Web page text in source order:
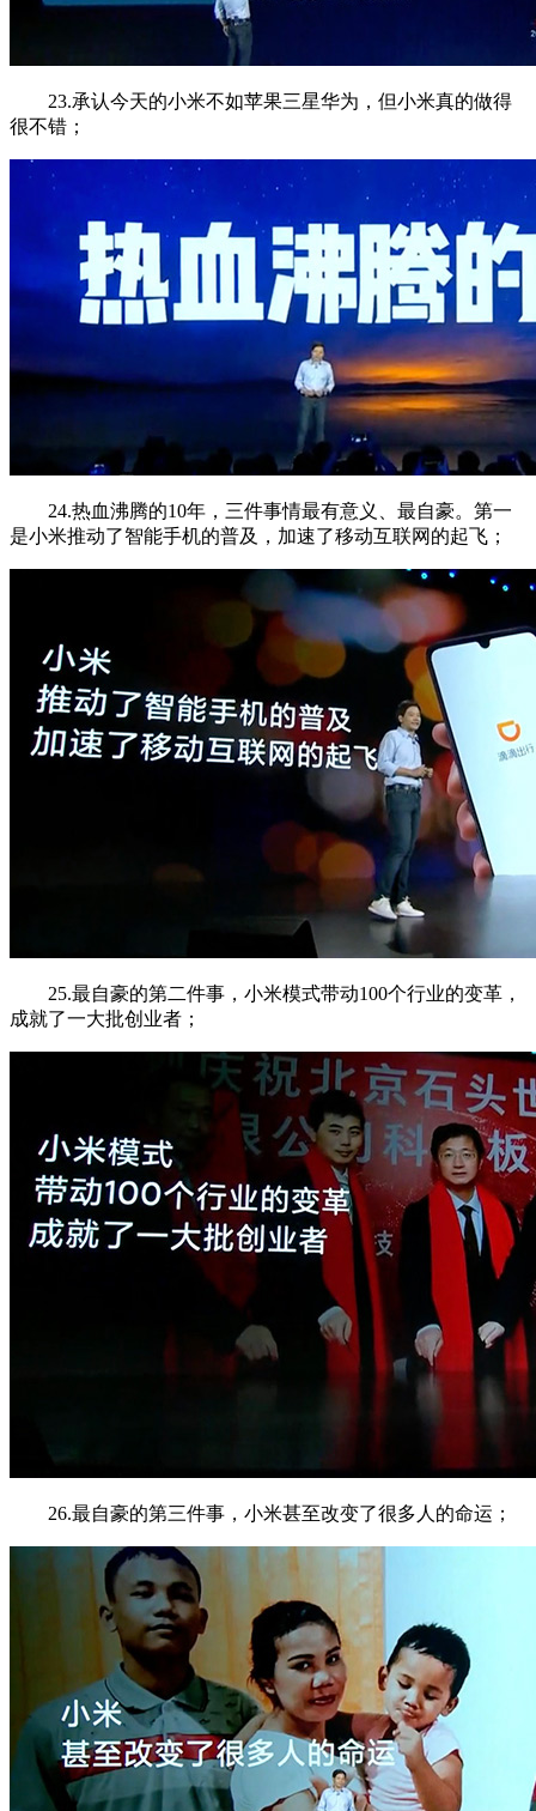
23.承认今天的小米不如苹果三星华为，但小米真的做得
很不错；
24.热血沸腾的10年，三件事情最有意义、最自豪。第一
是小米推动了智能手机的普及，加速了移动互联网的起飞；
25.最自豪的第二件事，小米模式带动100个行业的变革，
成就了一大批创业者；
26.最自豪的第三件事，小米甚至改变了很多人的命运；